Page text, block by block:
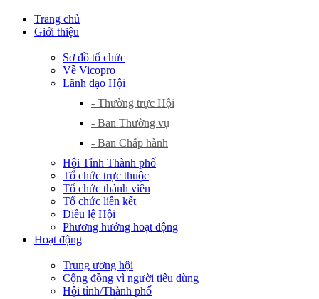
Trang chủ
Giới thiệu
Sơ đồ tổ chức
Về Vicopro
Lãnh đạo Hội
- Thường trực Hội
- Ban Thường vụ
- Ban Chấp hành
Hội Tỉnh Thành phố
Tổ chức trực thuộc
Tổ chức thành viên
Tổ chức liên kết
Điều lệ Hội
Phương hướng hoạt động
Hoạt động
Trung ương hội
Cộng đồng vì người tiêu dùng
Hội tỉnh/Thành phố